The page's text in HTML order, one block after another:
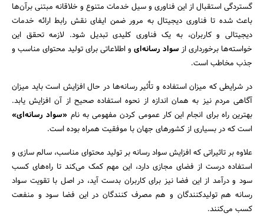
گستردگی استقبال از این فناوری و سیل خدمات متنوع و خلاقانه مبتنی برآن‌ها
باعث شده تا فناوری دیجیتال به مرور ضمن ایفای نقش رابط ارائه خدمات
دیجیتالی و کاربران، به یک فناوری کلیدی تبدیل شود. لازمه تحقق این
خواسته‌ها برخورداری از سواد رسانه‌ایو اطلاعاتی برای تولید محتوای مناسب و
جذب مخاطب است.
در شرایطی که میزان استفاده و تأثیر رسانه‌ها در حال افزایش است باید میزان
آگاهی مردم نیز به همان اندازه از نحوه استفاده صحیح از آن افزایش یابد.
بهترین راه برای انجام این کار عمومی کردن مفهومی به نام «سواد رسانه‌ای»
است که در بسیاری از کشورهای جهان با موفقیت همراه بوده است.
علاوه بر تاثیراتی که افزایش سواد رسانه بر تولید محتوای مناسب، سالم سازی و
استفاده درست از فضای مجازی دارد، این مهم کمک می‌کند تا راه‌های کسب
سود و درآمد از این فضا نیز برای کاربران بدست آید، در اصل با تقویت سواد
رسانه هم تولیدکنندگان و هم مصرف کنندگان در این فضا سود و منفعت
کسب می‌کنند.